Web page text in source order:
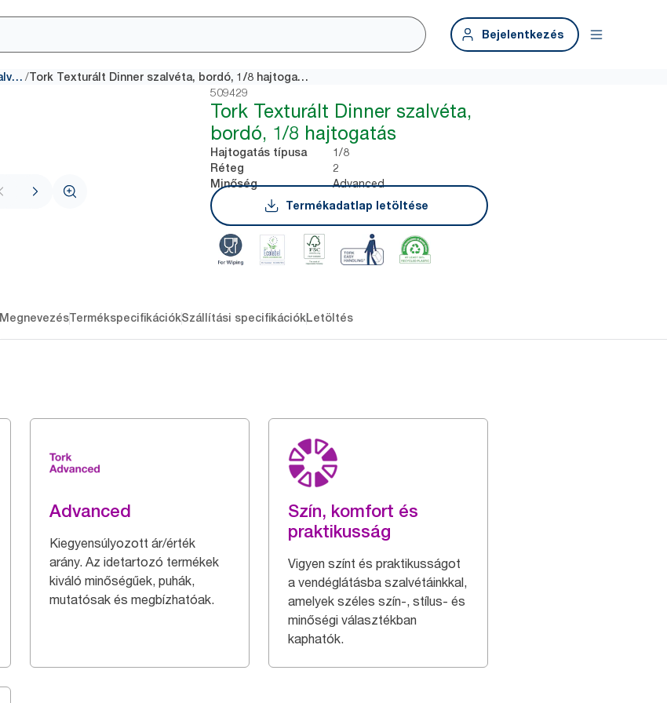
Bejelentkezés
Hagyományos szalvéták / Tork Texturált Dinner szalvéta, bordó, 1/8 hajtogatás
509429
Tork Texturált Dinner szalvéta,
bordó, 1/8 hajtogatás
Hajtogatás típusa 1/8
Réteg 2
Minőség
Advanced
Termékadatlap letöltése
MegnevezésTermékspecifikációkSzállítási specifikációkLetöltés
Advanced
Kiegyensúlyozott ár/érték
arány. Az idetartozó termékek
kiváló minőségűek, puhák,
mutatósak és megbízhatóak.
Szín, komfort és
praktikusság
Vigyen színt és praktikusságot
a vendéglátásba szalvétáinkkal,
amelyek széles szín-, stílus- és
minőségi választékban
kaphatók.